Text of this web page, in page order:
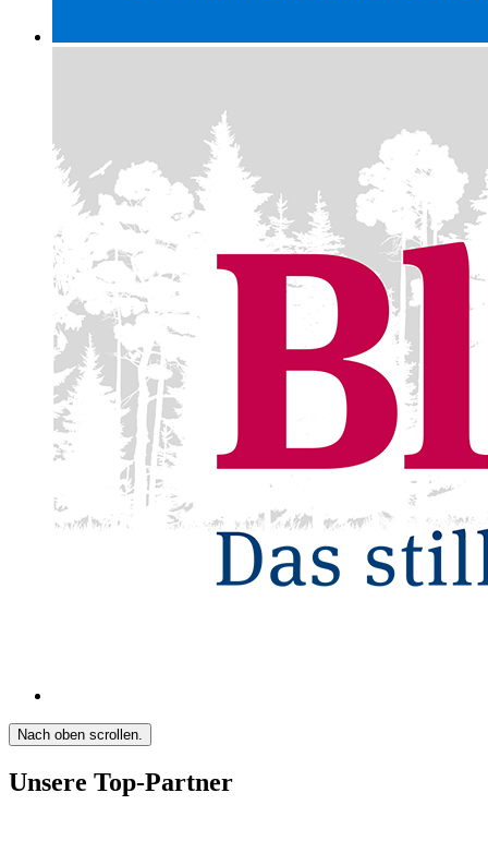
Nach oben scrollen.
Unsere Top-Partner